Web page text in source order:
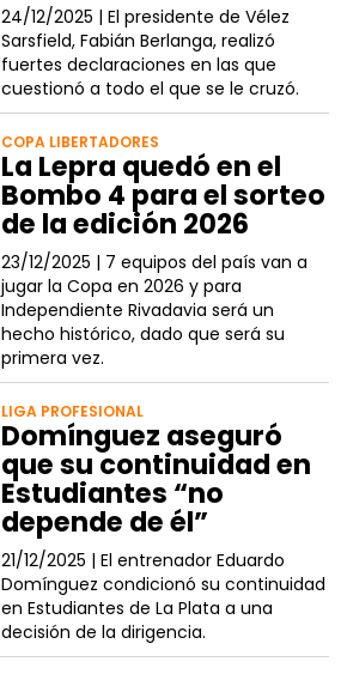
24/12/2025 |El presidente de Vélez
Sarsfield, Fabián Berlanga, realizó
fuertes declaraciones en las que
cuestionó a todo el que se le cruzó.
COPA LIBERTADORES
La Lepra quedó en el
Bombo 4 para el sorteo
de la edición 2026
23/12/2025 | 7 equipos del país van a
jugar la Copa en 2026 y para
Independiente Rivadavia será un
hecho histórico, dado que será su
primera vez.
LIGA PROFESIONAL
Domínguez aseguró
que su continuidad en
Estudiantes “no
depende de él”
21/12/2025 |El entrenador Eduardo
Domínguez condicionó su continuidad
en Estudiantes de La Plata a una
decisión de la dirigencia.